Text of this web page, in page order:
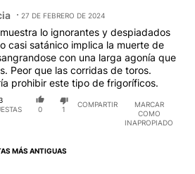
Valencia.
27 DE FEBRERO DE 2024
lo ignorantes y despiadados
casi satánico implica la muerte de
con una larga agonía que
Peor que las corridas de toros.
prohibir este tipo de frigoríficos.
0 1
COMPARTIR
MARCAR
COMO
INAPROPIADO
MÁS ANTIGUAS